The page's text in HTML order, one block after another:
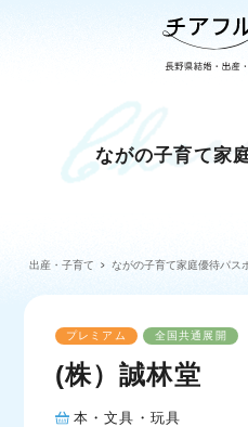
ながの子育て家
出産・子育て ながの子育て家庭優待パス
プレミアム 全国共通展開
(株）誠林堂
本・文具・玩具